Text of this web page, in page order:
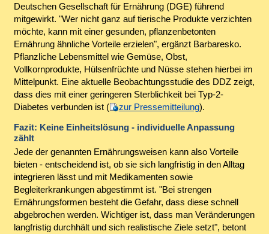
Deutschen Gesellschaft für Ernährung (DGE) führend
mitgewirkt. "Wer nicht ganz auf tierische Produkte verzichten
möchte, kann mit einer gesunden, pflanzenbetonten
Ernährung ähnliche Vorteile erzielen", ergänzt Barbaresko.
Pflanzliche Lebensmittel wie Gemüse, Obst,
Vollkornprodukte, Hülsenfrüchte und Nüsse stehen hierbei im
Mittelpunkt. Eine aktuelle Beobachtungsstudie des DDZ zeigt,
dass dies mit einer geringeren Sterblichkeit bei Typ-2-
Diabetes verbunden ist (
zur Pressemitteilung).
Fazit: Keine Einheitslösung - individuelle Anpassung
zählt
Jede der genannten Ernährungsweisen kann also Vorteile
bieten - entscheidend ist, ob sie sich langfristig in den Alltag
integrieren lässt und mit Medikamenten sowie
Begleiterkrankungen abgestimmt ist. "Bei strengen
Ernährungsformen besteht die Gefahr, dass diese schnell
abgebrochen werden. Wichtiger ist, dass man Veränderungen
langfristig durchhält und sich realistische Ziele setzt", betont